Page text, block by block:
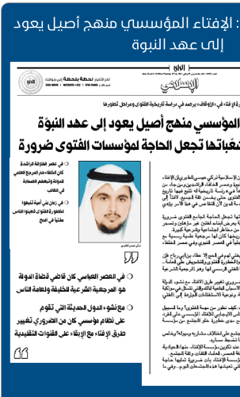
: الإفتاء المؤسسي منهج أصيل يعود
إلى عهد النبوة